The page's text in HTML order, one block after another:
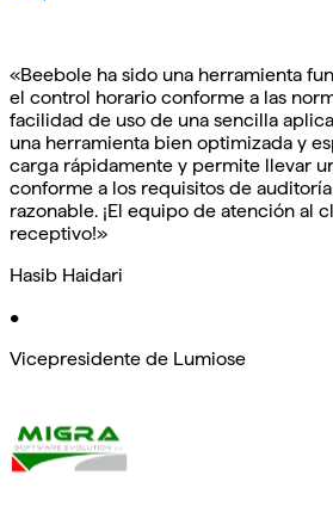
«Beebole ha sido una herramienta
el control horario conforme a las
facilidad de uso de una sencilla
una herramienta bien optimizada y
carga rápidamente y permite llevar
conforme a los requisitos de
razonable. ¡El equipo de atención al
receptivo!»
Hasib Haidari
•
Vicepresidente de Lumiose